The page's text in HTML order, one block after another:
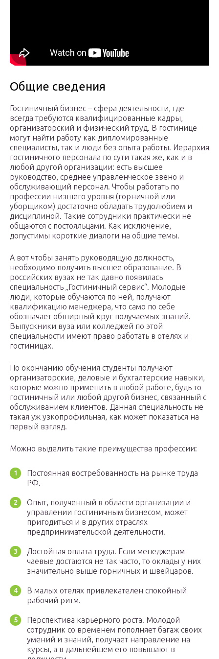
Общие сведения
Гостиничный бизнес – сфера деятельности, где
всегда требуются квалифицированные кадры,
организаторский и физический труд. В гостинице
могут найти работу как дипломированные
специалисты, так и люди без опыта работы. Иерархия
гостиничного персонала по сути такая же, как и в
любой другой организации: есть высшее
руководство, среднее управленческое звено и
обслуживающий персонал. Чтобы работать по
профессии низшего уровня (горничной или
уборщиком) достаточно обладать трудолюбием и
дисциплиной. Такие сотрудники практически не
общаются с постояльцами. Как исключение,
допустимы короткие диалоги на общие темы.
А вот чтобы занять руководящую должность,
необходимо получить высшее образование. В
российских вузах не так давно появилась
специальность „Гостиничный сервис“. Молодые
люди, которые обучаются по ней, получают
квалификацию менеджера, что само по себе
обозначает обширный круг получаемых знаний.
Выпускники вуза или колледжей по этой
специальности имеют право работать в отелях и
гостиницах.
По окончанию обучения студенты получают
организаторские, деловые и бухгалтерские навыки,
которые можно применить в любой работе, будь то
гостиничный или любой другой бизнес, связанный с
обслуживанием клиентов. Данная специальность не
такая уж узкопрофильная, как может показаться на
первый взгляд.
Можно выделить такие преимущества профессии:
Постоянная востребованность на рынке труда
РФ.
Опыт, полученный в области организации и
управлении гостиничным бизнесом, может
пригодиться и в других отраслях
предпринимательской деятельности.
Достойная оплата труда. Если менеджерам
чаевые достаются не так часто, то оклады у них
значительно выше горничных и швейцаров.
В малых отелях привлекателен спокойный
рабочий ритм.
Перспектива карьерного роста. Молодой
сотрудник со временем пополняет багаж своих
умений и знаний, получает направление на
курсы, а в дальнейшем его повышают в